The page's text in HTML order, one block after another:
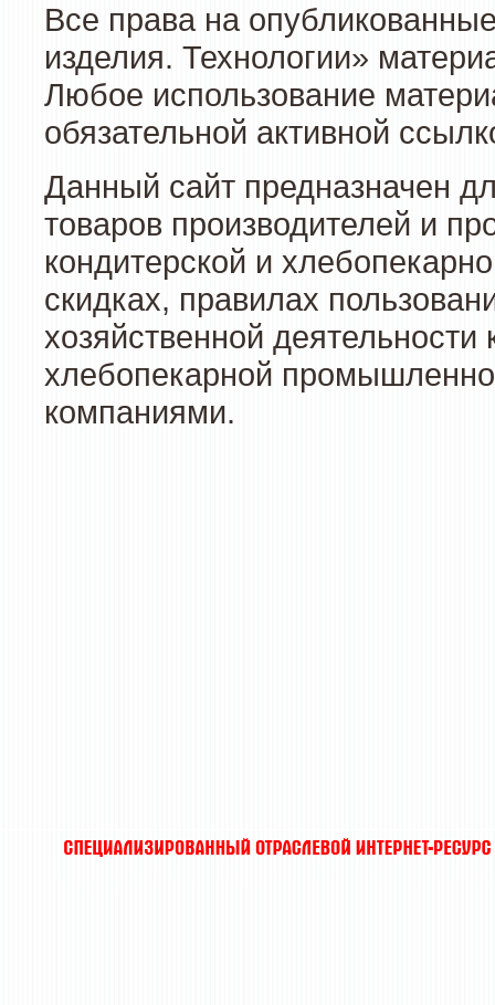
Все права на
изделия. Технологии»
Любое использование
обязательной активной
Данный сайт предназначен
товаров производителей и
кондитерской и
скидках, правилах
хозяйственной
хлебопекарной
компаниями.